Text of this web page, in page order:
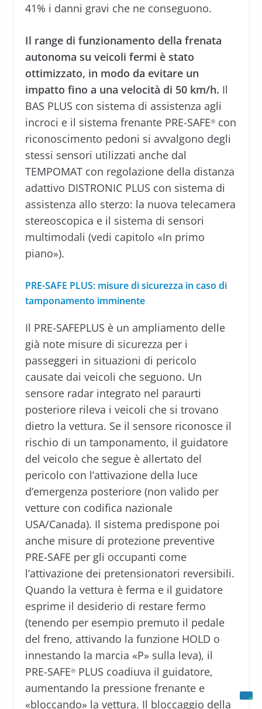
41% i danni gravi che ne conseguono.
Il range di funzionamento della frenata
autonoma su veicoli fermi è stato
ottimizzato, in modo da evitare un
impatto fino a una velocità di 50 km/h. Il
BAS PLUS con sistema di assistenza agli
incroci e il sistema frenante PRE-SAFE®con
riconoscimento pedoni si avvalgono degli
stessi sensori utilizzati anche dal
TEMPOMAT con regolazione della distanza
adattivo DISTRONIC PLUS con sistema di
assistenza allo sterzo: la nuova telecamera
stereoscopica e il sistema di sensori
multimodali (vedi capitolo «In primo
piano»).
PRE-SAFE PLUS: misure di sicurezza in caso di
tamponamento imminente
Il PRE-SAFEPLUS è un ampliamento delle
già note misure di sicurezza per i
passeggeri in situazioni di pericolo
causate dai veicoli che seguono. Un
sensore radar integrato nel paraurti
posteriore rileva i veicoli che si trovano
dietro la vettura. Se il sensore riconosce il
rischio di un tamponamento, il guidatore
del veicolo che segue è allertato del
pericolo con l’attivazione della luce
d’emergenza posteriore (non valido per
vetture con codifica nazionale
USA/Canada). Il sistema predispone poi
anche misure di protezione preventive
PRE-SAFE per gli occupanti come
l’attivazione dei pretensionatori reversibili.
Quando la vettura è ferma e il guidatore
esprime il desiderio di restare fermo
(tenendo per esempio premuto il pedale
del freno, attivando la funzione HOLD o
innestando la marcia «P» sulla leva), il
PRE-SAFE®PLUS coadiuva il guidatore,
aumentando la pressione frenante e
«bloccando» la vettura. Il bloccaggio della